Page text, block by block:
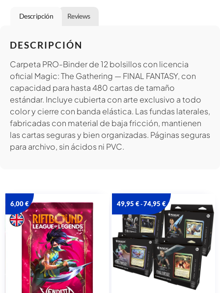
Descripción Reviews
DESCRIPCIÓN
Carpeta PRO-Binder de 12 bolsillos con licencia
oficial Magic: The Gathering — FINAL FANTASY, con
capacidad para hasta 480 cartas de tamaño
estándar. Incluye cubierta con arte exclusivo a todo
color y cierre con banda elástica. Las fundas laterales,
fabricadas con material de baja fricción, mantienen
las cartas seguras y bien organizadas. Páginas seguras
para archivo, sin ácidos ni PVC.
6,00€ 49,95 €-74,95 €